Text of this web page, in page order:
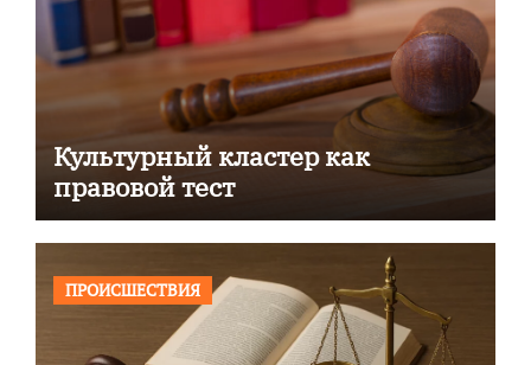
Культурный кластер как
правовой тест
ПРОИСШЕСТВИЯ